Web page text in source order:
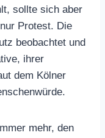
sollte sich aber
Protest. Die
beobachtet und
ihrer
dem Kölner
mehr, den